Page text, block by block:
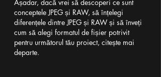
Așadar, dacă vrei să descoperi ce sunt
conceptele JPEG și RAW, să înțelegi
diferențele dintre JPEG și RAW și să înveți
cum să alegi formatul de fișier potrivit
pentru următorul tău proiect, citește mai
departe.